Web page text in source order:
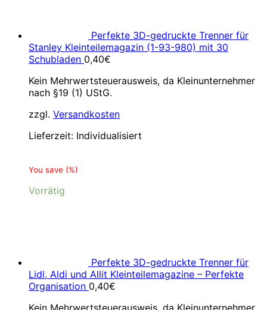
Perfekte 3D-gedruckte Trenner für
Stanley Kleinteilemagazin (1-93-980) mit 30
Schubladen 0,40€
Kein Mehrwertsteuerausweis, da Kleinunternehmer
nach §19 (1) UStG.
zzgl. Versandkosten
Lieferzeit: Individualisiert
You save (%)
Vorrätig
Perfekte 3D-gedruckte Trenner für
Lidl, Aldi und Allit Kleinteilemagazine – Perfekte
Organisation 0,40€
Kein Mehrwertsteuerausweis, da Kleinunternehmer